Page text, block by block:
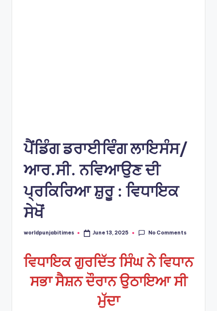
ਪੈਂਡਿੰਗ ਡਰਾਈਵਿੰਗ ਲਾਇਸੰਸ/
ਆਰ.ਸੀ. ਨਵਿਆਉਣ ਦੀ
ਪ੍ਰਕਿਰਿਆ ਸ਼ੁਰੂ : ਵਿਧਾਇਕ
ਸੇਖੋਂ
Posted
worldpunjabitimes June 13, 2025 No Comments
ਵਿਧਾਇਕ ਗੁਰਦਿੱਤ ਸਿੰਘ ਨੇ ਵਿਧਾਨ
ਸਭਾ ਸੈਸ਼ਨ ਦੌਰਾਨ ਉਠਾਇਆ ਸੀ
ਮੁੱਦਾ